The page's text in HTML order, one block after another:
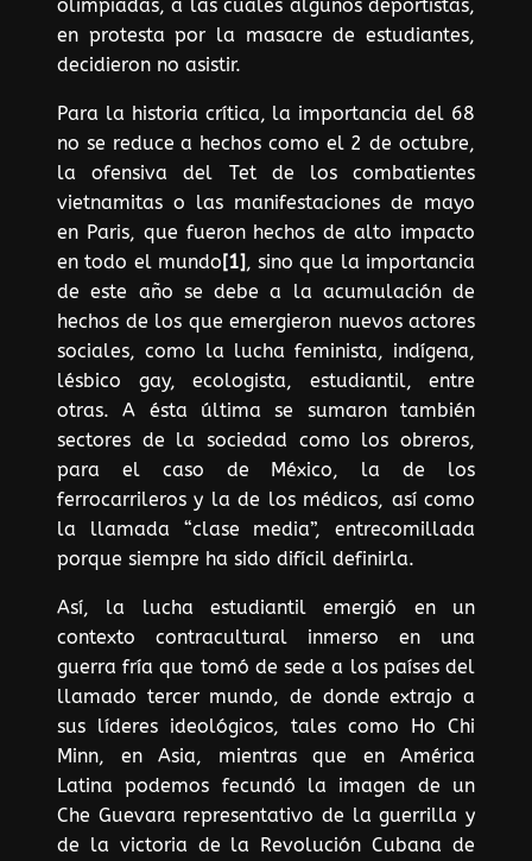
olimpiadas, a las cuales algunos deportistas,
en protesta por la masacre de estudiantes,
decidieron no asistir.
Para la historia crítica, la importancia del 68
no se reduce a hechos como el 2 de octubre,
la ofensiva del Tet de los combatientes
vietnamitas o las manifestaciones de mayo
en Paris, que fueron hechos de alto impacto
en todo el mundo[1], sino que la importancia
de este año se debe a la acumulación de
hechos de los que emergieron nuevos actores
sociales, como la lucha feminista, indígena,
lésbico gay, ecologista, estudiantil, entre
otras. A ésta última se sumaron también
sectores de la sociedad como los obreros,
para el caso de México, la de los
ferrocarrileros y la de los médicos, así como
la llamada “clase media”, entrecomillada
porque siempre ha sido difícil definirla.
Así, la lucha estudiantil emergió en un
contexto contracultural inmerso en una
guerra fría que tomó de sede a los países del
llamado tercer mundo, de donde extrajo a
sus líderes ideológicos, tales como Ho Chi
Minn, en Asia, mientras que en América
Latina podemos fecundó la imagen de un
Che Guevara representativo de la guerrilla y
de la victoria de la Revolución Cubana de